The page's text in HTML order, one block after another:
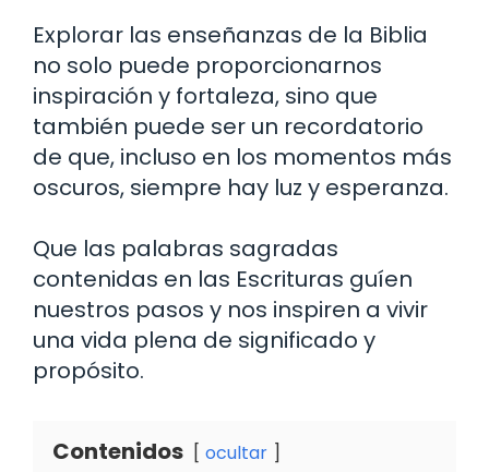
Explorar las enseñanzas de la Biblia
no solo puede proporcionarnos
inspiración y fortaleza, sino que
también puede ser un recordatorio
de que, incluso en los momentos más
oscuros, siempre hay luz y esperanza.
Que las palabras sagradas
contenidas en las Escrituras guíen
nuestros pasos y nos inspiren a vivir
una vida plena de significado y
propósito.
Contenidos ocultar